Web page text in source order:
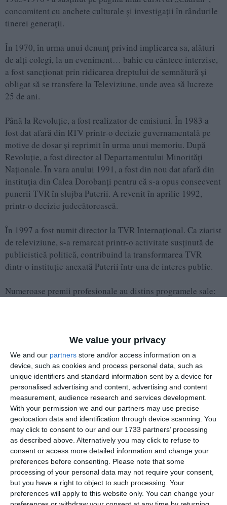
We value your privacy
We and our partners store and/or access information on a
device, such as cookies and process personal data, such as
unique identifiers and standard information sent by a device for
personalised advertising and content, advertising and content
measurement, audience research and services development.
With your permission we and our partners may use precise
geolocation data and identification through device scanning. You
may click to consent to our and our 1733 partners’ processing
as described above. Alternatively you may click to refuse to
consent or access more detailed information and change your
preferences before consenting.
Please note that some
processing of your personal data may not require your consent,
but you have a right to object to such processing. Your
preferences will apply to this website only. You can change your
concomitent cu anchete culturale şi investigaţii în rândurile
tinerei generaţii.
În 1970, în urma unui denunţ privind implicarea sa, alături
de alţi colegi, la un eveniment… bahic cu cântece interzise,
a fost sancţionat prin ridicarea dreptului de semnătură şi
obligat să se transfere la Televiziune, unde avea să lucreze
25 de ani.
Până la Revoluţie, a fost realizator de emisiuni. În 1983 a
fost dat afară din RTV printr-o decizie guvernamentală pe
motive de dosar şi reprimit în urma unui memoriu. După
Revoluţie, a fost director al Departamentului Minorităţi
Naţionale. În vara anului 1991, a fost din nou dat afară din
instituţia din Calea Dorobanţi pentru că s-a opus consecvent
punerii TVR în slujba Puterii. A revenit în aprilie 1992,
printr-o decizie judecătorească.
În 1997 a fost numit director la TVR Internaţional. Ca ziarist
de televiziune, s-a remarcat printr-o activitate susţinută de
publicistică politică, contribuind la transformarea TVR
dintr-o instituţie anexată Puterii într-una de interes public.
Numeroase premii profesionale au distins programele sale:
personajele sale“ etc.
În perioada în care fusese concediat de la TVR, a condus
postul alternativ de televiziune, SOTI, prima tentativă
reuşită de spargere a monopolului TVR. Din noiembrie 1990
a fost director al Asociaţiei Ziariştilor Români şi director al
săptămânalului ei, „Z“. Membru fondator al „Alianţei
Civice“, ales în conducerea ei.
A colaborat în presa scrisă cu anchete, editoriale şi
documentare la publicaţiile „Cotidianul“, „Ziua“, „Jurnalul
Naţional“, „Cuget liber“ Constanţa, de asemenea la revistele
„Expres-magazin“, „Baricada“, „Acum“, „Tomis“ ş.a. A
colaborat, de asemenea, la televiziunile Pro TV, 7 ABC,